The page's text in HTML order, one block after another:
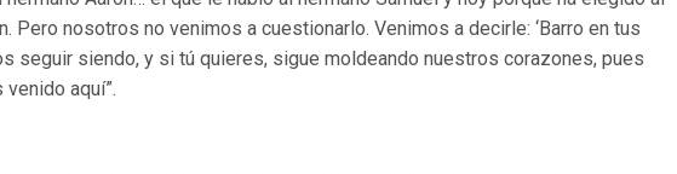
Pero nosotros no venimos a cuestionarlo. Venimos a decirle: ‘Barro en tus
seguir siendo, y si tú quieres, sigue moldeando nuestros corazones, pues
aquí”.